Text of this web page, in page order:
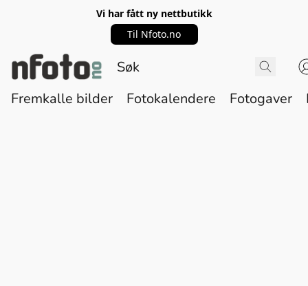
Vi har fått ny nettbutikk
Til Nfoto.no
Fremkalle bilder Fotokalendere Fotogaver